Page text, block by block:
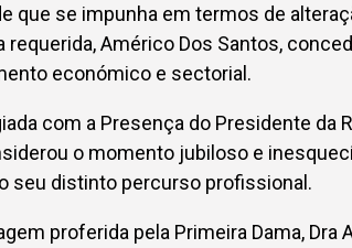
que se impunha em termos de
Américo Dos Santos,
económico e sectorial.
com a Presença do Presidente da
o momento jubiloso e
seu distinto percurso profissional.
proferida pela Primeira Dama, Dra